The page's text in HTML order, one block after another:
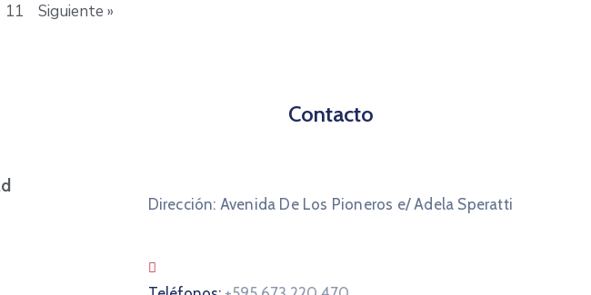
11 Siguiente »
Contacto
Dirección: Avenida De Los Pioneros e/ Adela Speratti